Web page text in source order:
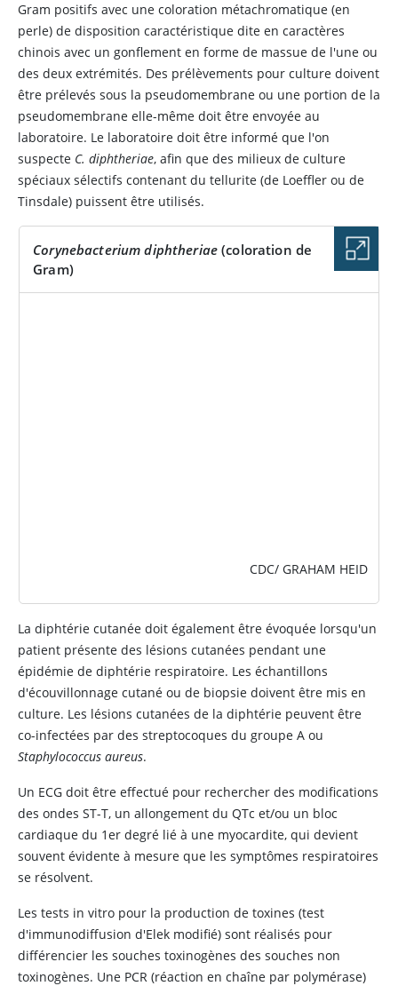
Gram positifs avec une coloration métachromatique (en
perle) de disposition caractéristique dite en caractères
chinois avec un gonflement en forme de massue de l'une ou
des deux extrémités. Des prélèvements pour culture doivent
être prélevés sous la pseudomembrane ou une portion de la
pseudomembrane elle-même doit être envoyée au
laboratoire. Le laboratoire doit être informé que l'on
suspecte C. diphtheriae, afin que des milieux de culture
spéciaux sélectifs contenant du tellurite (de Loeffler ou de
Tinsdale) puissent être utilisés.
Corynebacterium diphtheriae(coloration de
Gram)
CDC/ GRAHAM HEID
La diphtérie cutanée doit également être évoquée lorsqu'un
patient présente des lésions cutanées pendant une
épidémie de diphtérie respiratoire. Les échantillons
d'écouvillonnage cutané ou de biopsie doivent être mis en
culture. Les lésions cutanées de la diphtérie peuvent être
co-infectées par des streptocoques du groupe A ou
Staphylococcus aureus.
Un ECG doit être effectué pour rechercher des modifications
des ondes ST-T, un allongement du QTc et/ou un bloc
cardiaque du 1er degré lié à une myocardite, qui devient
souvent évidente à mesure que les symptômes respiratoires
se résolvent.
Les tests in vitro pour la production de toxines (test
d'immunodiffusion d'Elek modifié) sont réalisés pour
différencier les souches toxinogènes des souches non
toxinogènes. Une PCR (réaction en chaîne par polymérase)